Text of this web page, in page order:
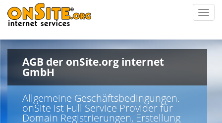
AGB der onSite.org internet
GmbH
Allgemeine Geschäftsbedingungen.
onSite ist Full Service Provider für
Domain Registrierungen, Erstellung